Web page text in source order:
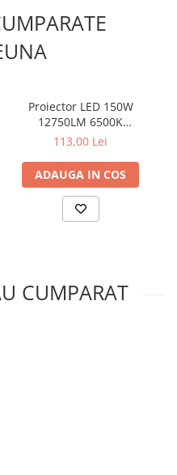
Proiector LED 150W
12750LM 6500K
315x280mm
113,00 Lei
ADAUGA IN COS
CUMPARAT